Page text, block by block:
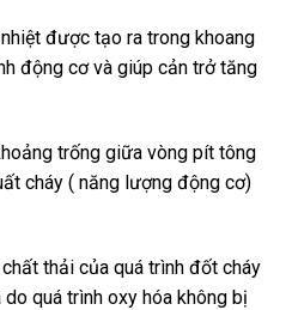
được tạo ra trong khoang
động cơ và giúp cản trở tăng
trống giữa vòng pít tông
cháy ( năng lượng động cơ)
thải của quá trình đốt cháy
quá trình oxy hóa không bị